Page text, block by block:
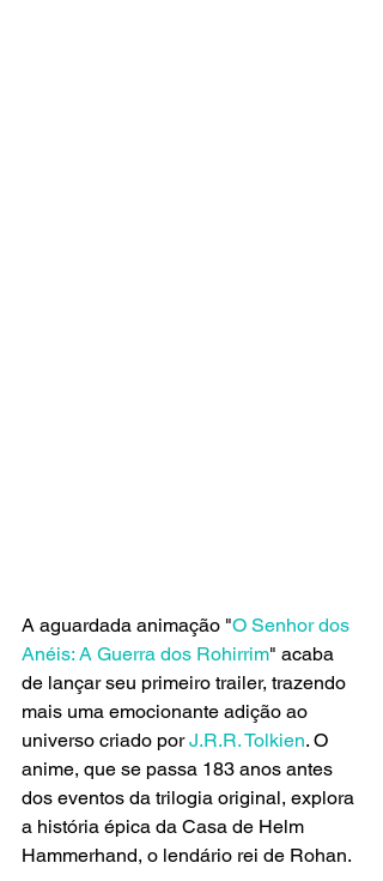
A aguardada animação "O Senhor dos
Anéis: A Guerra dos Rohirrim" acaba
de lançar seu primeiro trailer, trazendo
mais uma emocionante adição ao
universo criado por J.R.R. Tolkien. O
anime, que se passa 183 anos antes
dos eventos da trilogia original, explora
a história épica da Casa de Helm
Hammerhand, o lendário rei de Rohan.